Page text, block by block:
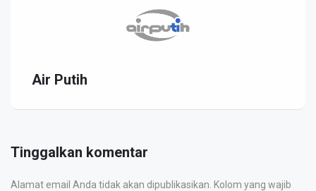
Air Putih
Tinggalkan komentar
Alamat email Anda tidak akan dipublikasikan. Kolom yang wajib